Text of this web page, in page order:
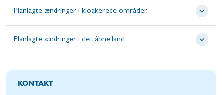
Planlagte ændringer i kloakerede områder
Planlagte ændringer i det åbne land
KONTAKT